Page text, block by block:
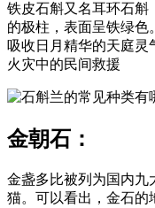
铁皮石斛又名耳环石斛
的极柱，表面呈铁绿
吸收日月精华的天庭灵
火灾中的民间救援
金朝石：
金盏多比被列为国内九
猫。可以看出，金石的